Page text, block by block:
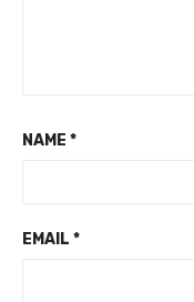
NAME *
EMAIL *